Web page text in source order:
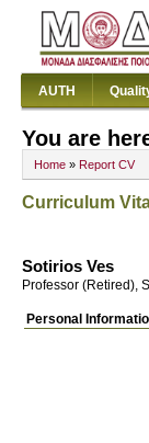
AUTH
You are
Home » Report CV
Curriculum
Sotirios Ves
Professor (Retired),
Personal